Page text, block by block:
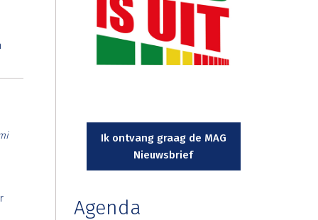
Ik ontvang graag de MAG
Nieuwsbrief
Agenda